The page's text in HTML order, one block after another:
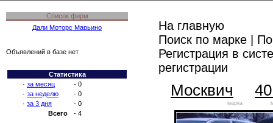
Список фирм
Дали Моторс Марьино
Объявлений в базе нет
Статистика
· за месяц
- 0
· за неделю
- 0
· за 3 дня
- 0
Всего
- 4
На главную
Поиск по марке |
Регистрация в
регистрации
Москвич
марка